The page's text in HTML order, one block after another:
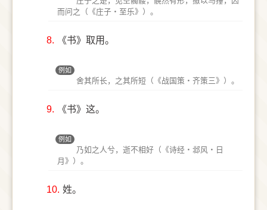
而问之（《庄子‧至乐》）。
8. 《书》取用。
例如
舍其所长，之其所短（《战国策‧齐策三》）。
9. 《书》这。
例如
乃如之人兮，逝不相好（《诗经‧邶风‧日
月》）。
10. 姓。